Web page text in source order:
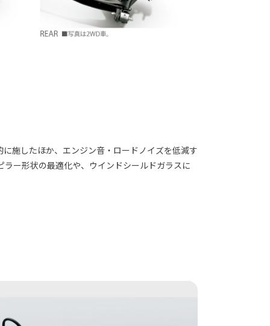
施したほか、エンジン音・ロードノイズを低減す
ー形状の最適化や、ウインドシールドガラスに